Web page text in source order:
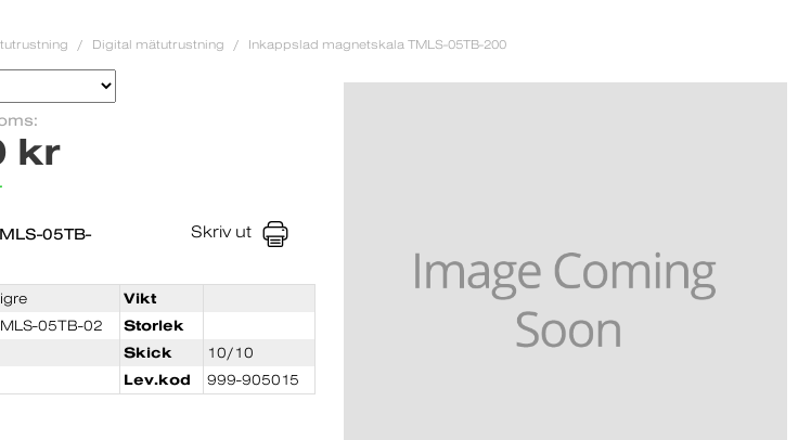
Digital mätutrustning Inkappslad magnetskala TMLS-05TB-200
kr
05TB-
Skriv ut
Vikt
05TB-02
Storlek
Skick
10/10
Lev.kod 999-905015